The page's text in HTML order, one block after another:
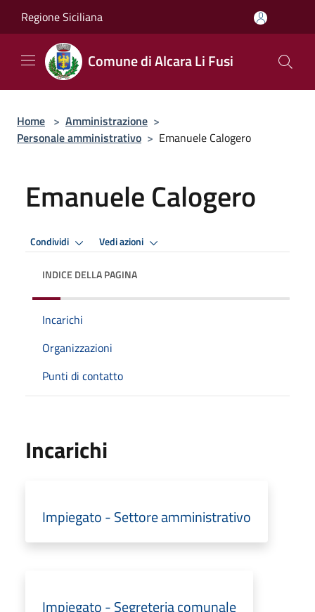
Regione Siciliana
Comune di Alcara Li Fusi
Home > Amministrazione >
Personale amministrativo > Emanuele Calogero
Emanuele Calogero
Condividi Vedi azioni
INDICE DELLA PAGINA
Incarichi
Organizzazioni
Punti di contatto
Incarichi
Impiegato - Settore amministrativo
Impiegato - Segreteria comunale